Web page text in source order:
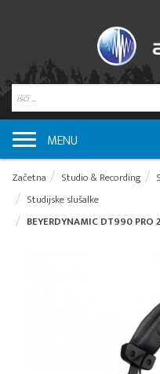
MENU
Začetna Studio & Recording
Studijske slušalke
BEYERDYNAMIC DT990